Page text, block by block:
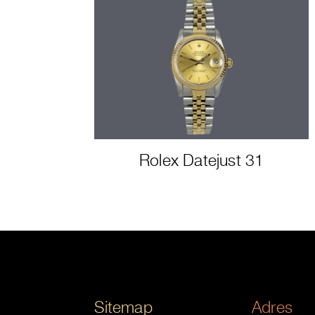
Rolex Datejust 31
Sitemap Adres